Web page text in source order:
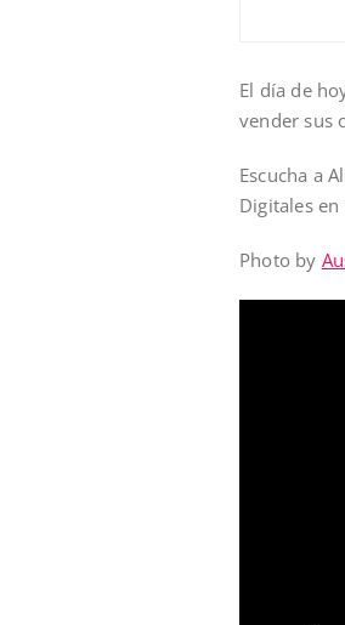
El día de
vender sus
Escucha a
Digitales
Photo by